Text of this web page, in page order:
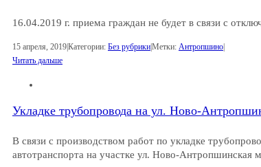
16.04.2019 г. приема граждан не будет в связи с
15 апреля, 2019|Категории: Без рубрики|Метки: Антропшино|
Читать дальше
Укладке трубопровода на ул. Ново-
В связи с производством работ по укладке
автотранспорта на участке ул. Ново-Антропшинская